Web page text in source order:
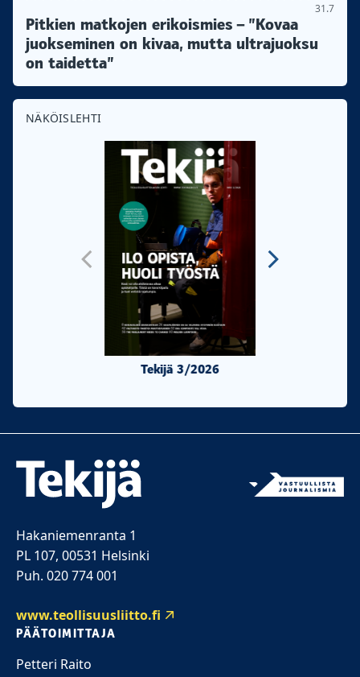
31.7
Pitkien matkojen erikoismies – ”Kovaa
juokseminen on kivaa, mutta ultrajuoksu
on taidetta”
NÄKÖISLEHTI
Tekijä 3/2026
Hakaniemenranta 1
PL 107, 00531 Helsinki
Puh. 020 774 001
www.teollisuusliitto.fi
PÄÄTOIMITTAJA
Petteri Raito